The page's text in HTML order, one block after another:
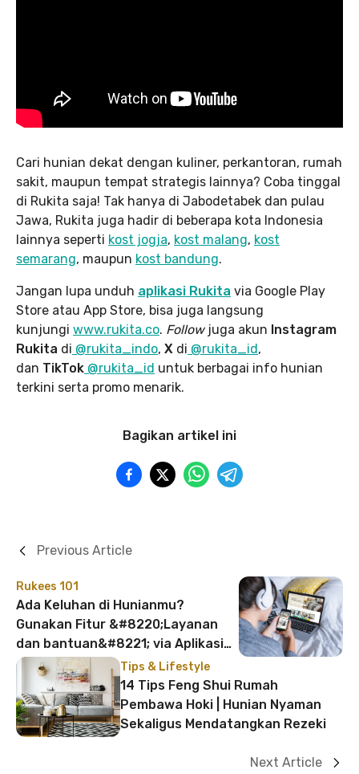
Cari hunian dekat dengan kuliner, perkantoran, rumah
sakit, maupun tempat strategis lainnya? Coba tinggal
di Rukita saja! Tak hanya di Jabodetabek dan pulau
Jawa, Rukita juga hadir di beberapa kota Indonesia
lainnya seperti kost jogja, kost malang, kost
semarang, maupun kost bandung.
Jangan lupa unduh aplikasi Rukita via Google Play
Store atau App Store, bisa juga langsung
kunjungi www.rukita.co. Follow juga akun Instagram
Rukita di @rukita_indo, X di @rukita_id,
dan TikTok @rukita_id untuk berbagai info hunian
terkini serta promo menarik.
Bagikan artikel ini
Rukees 101
Ada Keluhan di Hunianmu?
Gunakan Fitur &#8220;Layanan
dan bantuan&#8221; via Aplikasi
Khusus Penghuni Rukita
Previous Article
Tips & Lifestyle
14 Tips Feng Shui Rumah
Pembawa Hoki | Hunian Nyaman
Sekaligus Mendatangkan Rezeki
Next Article